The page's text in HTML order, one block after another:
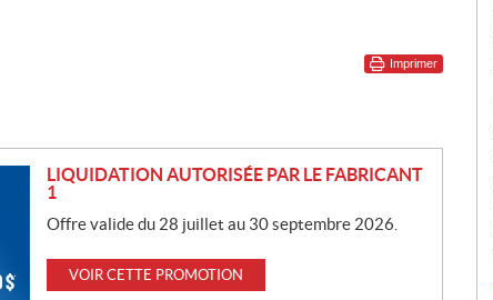
Imprimer
LIQUIDATION AUTORISÉE PAR LE FABRICANT
1
Offre valide du 28 juillet au 30 septembre 2026.
VOIR CETTE PROMOTION